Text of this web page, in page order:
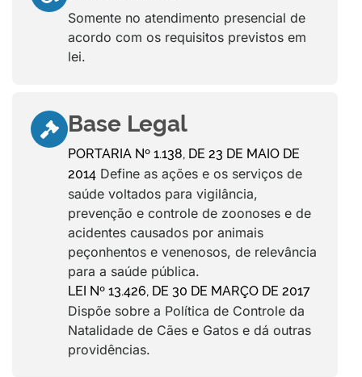
Somente no atendimento presencial de
acordo com os requisitos previstos em
lei.
Base Legal
PORTARIA Nº 1.138, DE 23 DE MAIO DE
2014 Define as ações e os serviços de
saúde voltados para vigilância,
prevenção e controle de zoonoses e de
acidentes causados por animais
peçonhentos e venenosos, de relevância
para a saúde pública.
LEI Nº 13.426, DE 30 DE MARÇO DE 2017
Dispõe sobre a Política de Controle da
Natalidade de Cães e Gatos e dá outras
providências.